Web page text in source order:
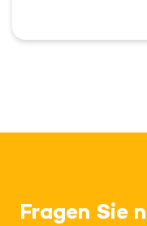
Fragen Sie